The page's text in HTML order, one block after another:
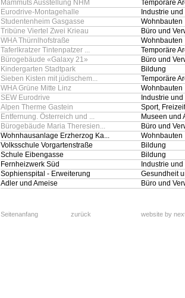
Mammuts Ausstellung NHM
Temporäre
Eurodrive-Montagehalle
Industrie
Studentenheim Gasgasse
Wohnbauten
Tribüne Viertel Zwei Krieau
Büro und
WHA Thürnlhofstraße
Wohnbauten
Taferlkratzer Tintenpatzer ...
Temporäre
Bürogebäude «Galaxy 21»
Büro und
Kindergarten Stadtpark
Bildung
Sieben Kisten mit jüdischem...
Temporäre
WHA Grüne Mitte Linz
Wohnbauten
SEW Eurodrive
Industrie
Alpen Therme Gastein
Sport,
Entfernung. Österreich und ...
Museen und
Bürogebäude Maria Theresien...
Büro und
Wohnhausanlage Erzherzog Ka...
Wohnbauten
Volksschule Vorgartenstraße
Bildung
Schule Eibengasse
Bildung
Fernheizwerk Süd
Industrie
Sophienspital - Erweiterung
Gesundheit
Adler und Ameise Büro und
Seitenanfang zurück website by